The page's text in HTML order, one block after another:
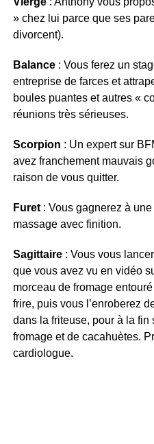
» chez lui parce que ses
divorcent).
Balance: Vous ferez un
entreprise de farces et
boules puantes et autres «
réunions très sérieuses.
Scorpion : Un expert sur
avez franchement mauvais
raison de vous quitter.
Furet: Vous gagnerez à
massage avec finition.
Sagittaire: Vous vous
que vous avez vu en vidéo
morceau de fromage
frire, puis vous l’enroberez
dans la friteuse, pour à la fin
fromage et de cacahuètes.
cardiologue.